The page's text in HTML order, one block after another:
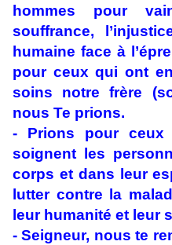
hommes pour
souffrance,
humaine face à
pour ceux qui ont
soins notre frère
nous Te prions.
- Prions pour ceux
soignent les
corps et dans leur
lutter contre la
leur humanité et leur
- Seigneur, nous te